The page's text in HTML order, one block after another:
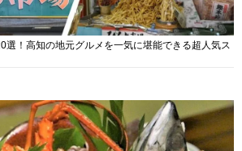
選！高知の地元グルメを一気に堪能できる超人気ス